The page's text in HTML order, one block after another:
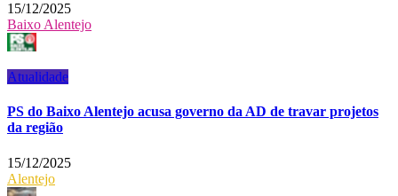
15/12/2025
Baixo Alentejo
Atualidade
PS do Baixo Alentejo acusa governo da AD de travar projetos
da região
15/12/2025
Alentejo